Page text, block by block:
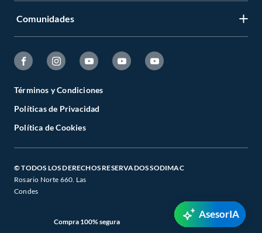
Comunidades
Términos y Condiciones
Políticas de Privacidad
Política de Cookies
© TODOS LOS DERECHOS RESERVADOS SODIMAC
Rosario Norte 660. Las
Condes
Compra 100% segura
AsesorIA